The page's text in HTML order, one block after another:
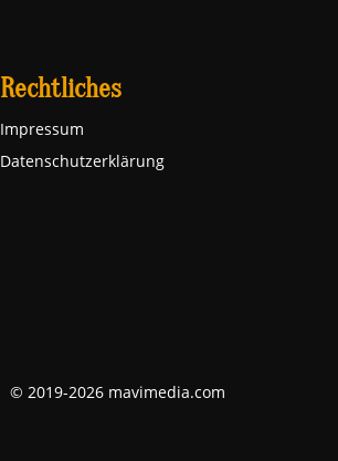
Rechtliches
Impressum
Datenschutzerklärung
© 2019-2026 mavimedia.com